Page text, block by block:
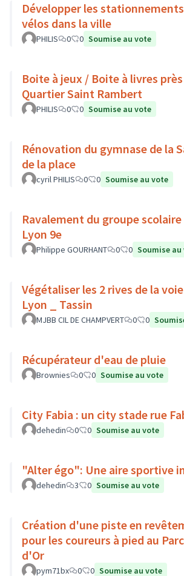
Développer les
vélos dans la ville
PHILIS 0 0 Soumise au vote
Boite à jeux / Boite à livres
Quartier Saint Rambert
PHILIS 0 0 Soumise au vote
Rénovation du gymnase de la
de la place
cyril PHILIS 0 0 Soumise au vote
Ravalement du groupe
Lyon 9e
Philippe GOURHANT 0 0 Soumise
Végétaliser les 2 rives de la
Lyon _ Tassin
MJBB CIL DE CHAMPVERT 0 0
Récupérateur d'eau de pluie
Brownies 0 0 Soumise au vote
City Fabia : un city stade rue
dehedin 0 0 Soumise au vote
"Alter égo": Une aire sportive
dehedin 3 0 Soumise au vote
Création d'une piste en
pour les coureurs à pied au
d'Or
pym71bx 0 0 Soumise au vote